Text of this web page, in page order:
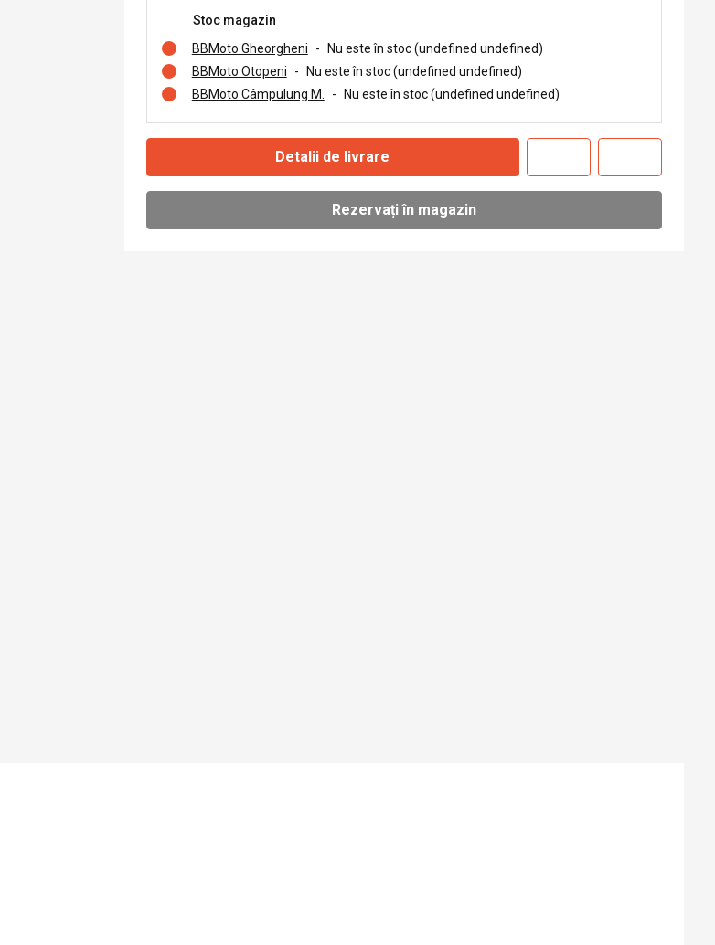
Stoc magazin
BBMoto Gheorgheni
- Nu este în stoc (undefined undefined)
BBMoto Otopeni
- Nu este în stoc (undefined undefined)
BBMoto Câmpulung M.
- Nu este în stoc (undefined undefined)
Detalii de livrare
Rezervați în magazin